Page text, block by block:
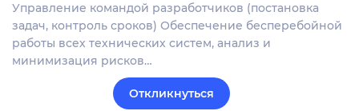
Управление командой разработчиков (постановка
задач, контроль сроков) Обеспечение бесперебойной
работы всех технических систем, анализ и
минимизация рисков…
Откликнуться